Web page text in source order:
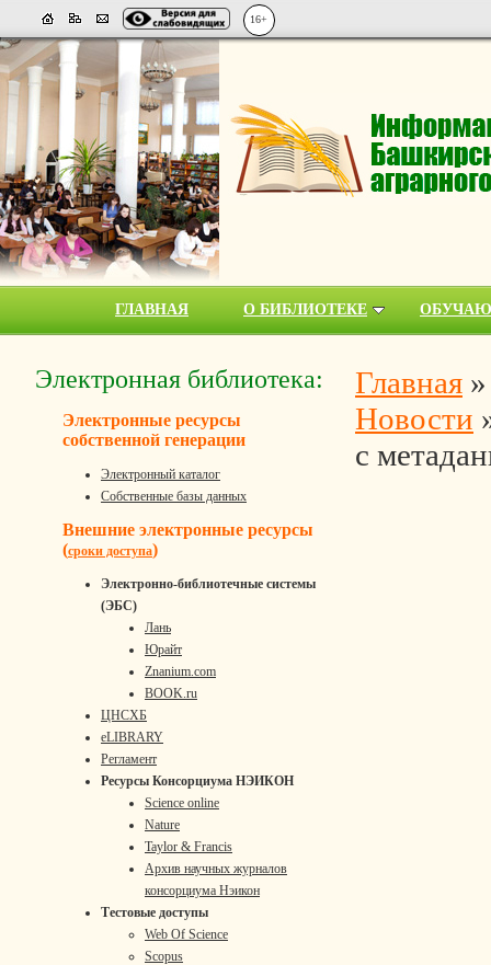
16+
ГЛАВНАЯ О БИБЛИОТЕКЕ
Электронная библиотека:
Электронные ресурсы
собственной генерации
Электронный каталог
Собственные базы данных
Внешние электронные ресурсы
(сроки доступа)
Электронно-библиотечные системы
(ЭБС)
Лань
Юрайт
Znanium.com
BOOK.ru
ЦНСХБ
eLIBRARY
Регламент
Ресурсы Консорциума НЭИКОН
Science online
Nature
Taylor & Francis
Архив научных журналов
консорциума Нэикон
Тестовые доступы
Web Of Science
Scopus
Главная
Новости
с